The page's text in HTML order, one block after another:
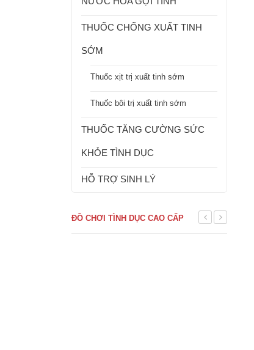
THUỐC CHỐNG XUẤT TINH
SỚM
Thuốc xịt trị xuất tinh sớm
Thuốc bôi trị xuất tinh sớm
THUỐC TĂNG CƯỜNG SỨC
KHỎE TÌNH DỤC
HỖ TRỢ SINH LÝ
ĐỒ CHƠI TÌNH DỤC CAO CẤP